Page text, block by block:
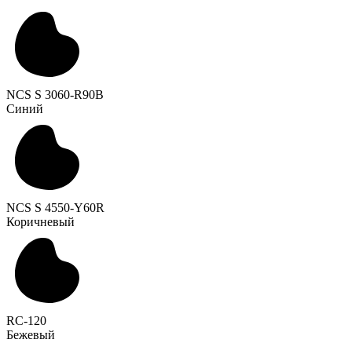
NCS S 3060-R90B
Синий
NCS S 4550-Y60R
Коричневый
RC-120
Бежевый